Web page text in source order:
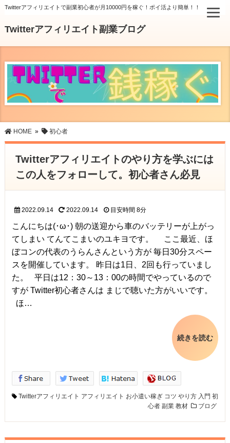
Twitterアフィリエイトで副業初心者が月10000円を稼ぐ！ポイ活より簡単！！
Twitterアフィリエイト副業ブログ
HOME» 初心者
Twitterアフィリエイトのやり方を学ぶには
この人をフォローして。初心者さん必見
2022.09.14 2022.09.14 目安時間 8分
こんにちは(･ω･) 朝の送迎から車のバッテリーが上がっ
てしまい てんてこまいのユキヨです。 ここ最近、ほ
ぼコンの代表のうらんさんという方が 毎日30分スペー
スを開催しています。 昨日は1日、2回も行っていまし
た。 平日は12：30～13：00の時間でやっているので
すが Twitter初心者さんは まじで聴いた方がいいです。
ほ…
続きを読む
Twitterアフィリエイト アフィリエイト お小遣い稼ぎ コツ やり方 入門 初
心者 副業 教材 ブログ